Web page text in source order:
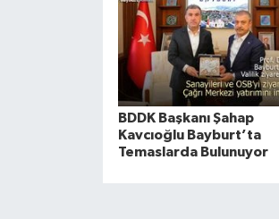
BDDK Başkanı Şahap
Kavcıoğlu Bayburt’ta
Temaslarda Bulunuyor